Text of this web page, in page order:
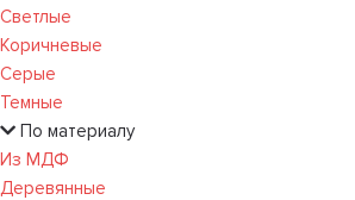
Светлые
Коричневые
Серые
Темные
По материалу
Из МДФ
Деревянные